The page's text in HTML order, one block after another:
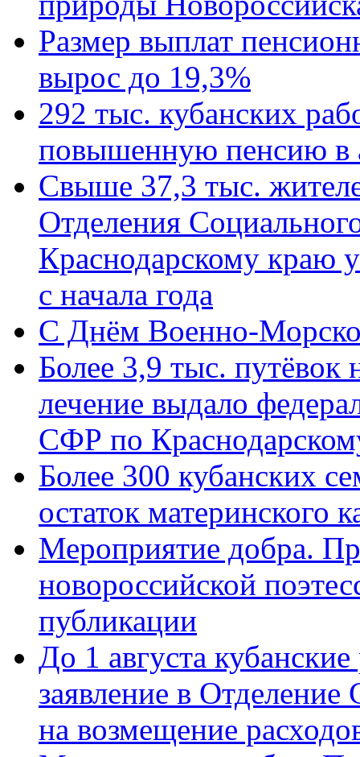
Размер выплат
вырос до 19,3%
292 тыс. кубанских
повышенную пенсию в
Свыше 37,3 тыс.
Отделения
Краснодарскому краю
с начала года
C Днём Военно-
Более 3,9 тыс. путёвок
лечение выдало
СФР по
Более 300 кубанских
остаток материнского
Мероприятие добра.
новороссийской
публикации
До 1 августа
заявление в
на возмещение